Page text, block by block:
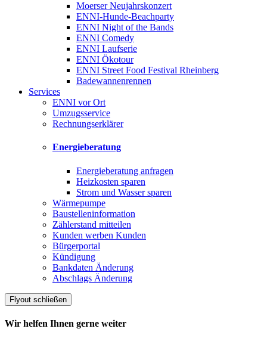
Moerser Neujahrskonzert
ENNI-Hunde-Beachparty
ENNI Night of the Bands
ENNI Comedy
ENNI Laufserie
ENNI Ökotour
ENNI Street Food Festival Rheinberg
Badewannenrennen
Services
ENNI vor Ort
Umzugsservice
Rechnungserklärer
Energieberatung
Energieberatung anfragen
Heizkosten sparen
Strom und Wasser sparen
Wärmepumpe
Baustelleninformation
Zählerstand mitteilen
Kunden werben Kunden
Bürgerportal
Kündigung
Bankdaten Änderung
Abschlags Änderung
Flyout schließen
Wir helfen Ihnen gerne weiter